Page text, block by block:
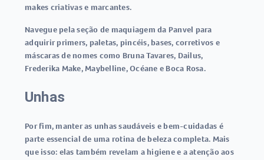
makes criativas e marcantes.
Navegue pela seção de maquiagem da Panvel para
adquirir primers, paletas, pincéis, bases, corretivos e
máscaras de nomes como Bruna Tavares, Dailus,
Frederika Make, Maybelline, Océane e Boca Rosa.
Unhas
Por fim, manter as unhas saudáveis e bem-cuidadas é
parte essencial de uma rotina de beleza completa. Mais
que isso: elas também revelam a higiene e a atenção aos